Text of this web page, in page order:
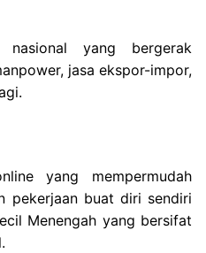
nasional yang bergerak
jasa ekspor-impor,
yang mempermudah
pekerjaan buat diri sendiri
Menengah yang bersifat